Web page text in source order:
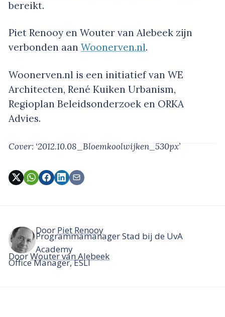
bereikt.
Piet Renooy en Wouter van Alebeek zijn
verbonden aan Woonerven.nl.
Woonerven.nl is een initiatief van WE
Architecten, René Kuiken Urbanism,
Regioplan Beleidsonderzoek en ORKA
Advies.
Cover: ‘2012.10.08_Bloemkoolwijken_530px’
Door Piet Renooy
Programmamanager Stad bij de UvA
Academy
DoorWouter van Alebeek
Office Manager, ESLI